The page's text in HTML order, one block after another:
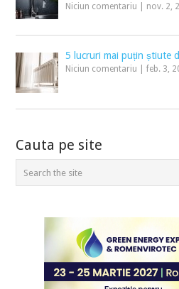
Niciun comentariu nov. 2,
5 lucruri mai puțin știute
Niciun comentariu |feb. 3,
Cauta pe site